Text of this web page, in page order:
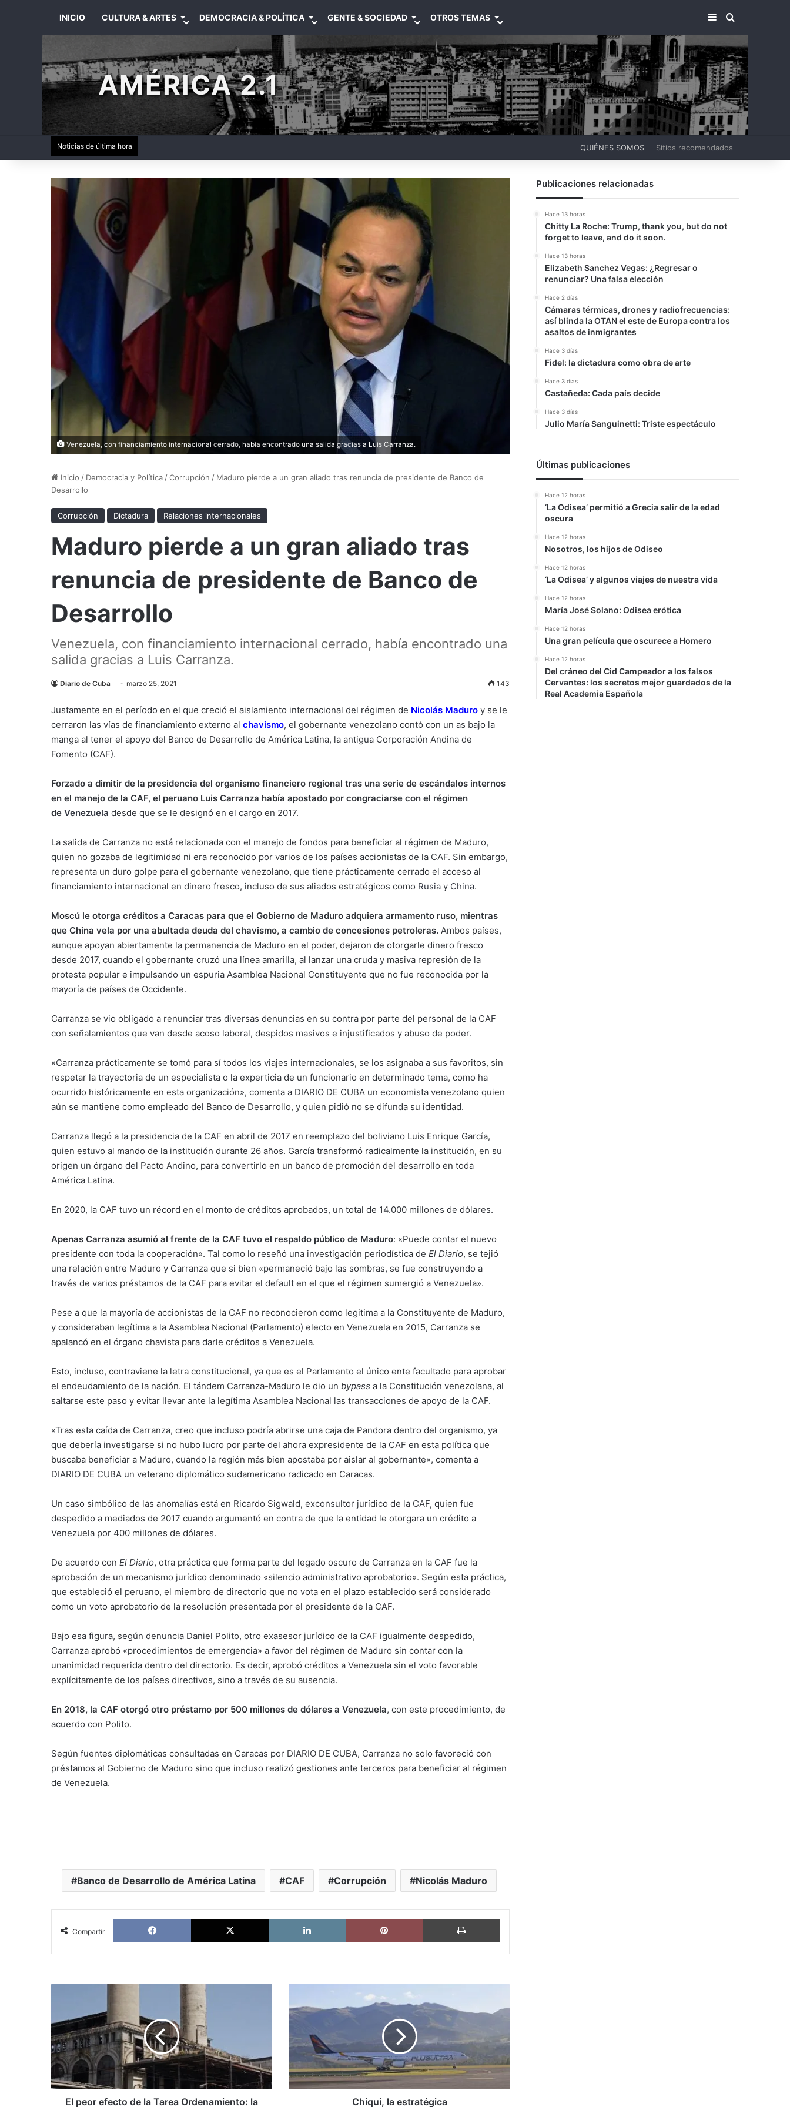
INICIO CULTURA & ARTES DEMOCRACIA & POLÍTICA GENTE & SOCIEDAD OTROS TEMAS BARRA LATERAL
BUSCAR
AMÉRICA 2.1
Noticias de última hora QUIÉNES SOMOS Sitios recomendados
Venezuela, con financiamiento internacional cerrado, había encontrado una salida gracias a Luis Carranza.
Inicio / Democracia y Política /Corrupción / Maduro pierde a un gran aliado tras renuncia de presidente de Banco de
Desarrollo
Corrupción Dictadura Relaciones internacionales
Maduro pierde a un gran aliado tras
renuncia de presidente de Banco de
Desarrollo
Venezuela, con financiamiento internacional cerrado, había encontrado una
salida gracias a Luis Carranza.
Diario de Cuba marzo 25, 2021 143
Justamente en el período en el que creció el aislamiento internacional del régimen de Nicolás Maduro y se le
cerraron las vías de financiamiento externo al chavismo, el gobernante venezolano contó con un as bajo la
manga al tener el apoyo del Banco de Desarrollo de América Latina, la antigua Corporación Andina de
Fomento (CAF).
Forzado a dimitir de la presidencia del organismo financiero regional tras una serie de escándalos internos
en el manejo de la CAF, el peruano Luis Carranza había apostado por congraciarse con el régimen
de Venezuela desde que se le designó en el cargo en 2017.
La salida de Carranza no está relacionada con el manejo de fondos para beneficiar al régimen de Maduro,
quien no gozaba de legitimidad ni era reconocido por varios de los países accionistas de la CAF. Sin embargo,
representa un duro golpe para el gobernante venezolano, que tiene prácticamente cerrado el acceso al
financiamiento internacional en dinero fresco, incluso de sus aliados estratégicos como Rusia y China.
Moscú le otorga créditos a Caracas para que el Gobierno de Maduro adquiera armamento ruso, mientras
que China vela por una abultada deuda del chavismo, a cambio de concesiones petroleras. Ambos países,
aunque apoyan abiertamente la permanencia de Maduro en el poder, dejaron de otorgarle dinero fresco
desde 2017, cuando el gobernante cruzó una línea amarilla, al lanzar una cruda y masiva represión de la
protesta popular e impulsando un espuria Asamblea Nacional Constituyente que no fue reconocida por la
mayoría de países de Occidente.
Carranza se vio obligado a renunciar tras diversas denuncias en su contra por parte del personal de la CAF
con señalamientos que van desde acoso laboral, despidos masivos e injustificados y abuso de poder.
«Carranza prácticamente se tomó para sí todos los viajes internacionales, se los asignaba a sus favoritos, sin
respetar la trayectoria de un especialista o la experticia de un funcionario en determinado tema, como ha
ocurrido históricamente en esta organización», comenta a DIARIO DE CUBA un economista venezolano quien
aún se mantiene como empleado del Banco de Desarrollo, y quien pidió no se difunda su identidad.
Carranza llegó a la presidencia de la CAF en abril de 2017 en reemplazo del boliviano Luis Enrique García,
quien estuvo al mando de la institución durante 26 años. García transformó radicalmente la institución, en su
origen un órgano del Pacto Andino, para convertirlo en un banco de promoción del desarrollo en toda
América Latina.
En 2020, la CAF tuvo un récord en el monto de créditos aprobados, un total de 14.000 millones de dólares.
Apenas Carranza asumió al frente de la CAF tuvo el respaldo público de Maduro: «Puede contar el nuevo
presidente con toda la cooperación». Tal como lo reseñó una investigación periodística de El Diario, se tejió
una relación entre Maduro y Carranza que si bien «permaneció bajo las sombras, se fue construyendo a
través de varios préstamos de la CAF para evitar el default en el que el régimen sumergió a Venezuela».
Pese a que la mayoría de accionistas de la CAF no reconocieron como legitima a la Constituyente de Maduro,
y consideraban legítima a la Asamblea Nacional (Parlamento) electo en Venezuela en 2015, Carranza se
apalancó en el órgano chavista para darle créditos a Venezuela.
Esto, incluso, contraviene la letra constitucional, ya que es el Parlamento el único ente facultado para aprobar
el endeudamiento de la nación. El tándem Carranza-Maduro le dio un bypass a la Constitución venezolana, al
saltarse este paso y evitar llevar ante la legítima Asamblea Nacional las transacciones de apoyo de la CAF.
«Tras esta caída de Carranza, creo que incluso podría abrirse una caja de Pandora dentro del organismo, ya
que debería investigarse si no hubo lucro por parte del ahora expresidente de la CAF en esta política que
buscaba beneficiar a Maduro, cuando la región más bien apostaba por aislar al gobernante», comenta a
DIARIO DE CUBA un veterano diplomático sudamericano radicado en Caracas.
Un caso simbólico de las anomalías está en Ricardo Sigwald, exconsultor jurídico de la CAF, quien fue
despedido a mediados de 2017 cuando argumentó en contra de que la entidad le otorgara un crédito a
Venezuela por 400 millones de dólares.
De acuerdo con El Diario, otra práctica que forma parte del legado oscuro de Carranza en la CAF fue la
aprobación de un mecanismo jurídico denominado «silencio administrativo aprobatorio». Según esta práctica,
que estableció el peruano, el miembro de directorio que no vota en el plazo establecido será considerado
como un voto aprobatorio de la resolución presentada por el presidente de la CAF.
Bajo esa figura, según denuncia Daniel Polito, otro exasesor jurídico de la CAF igualmente despedido,
Carranza aprobó «procedimientos de emergencia» a favor del régimen de Maduro sin contar con la
unanimidad requerida dentro del directorio. Es decir, aprobó créditos a Venezuela sin el voto favorable
explícitamente de los países directivos, sino a través de su ausencia.
En 2018, la CAF otorgó otro préstamo por 500 millones de dólares a Venezuela, con este procedimiento, de
acuerdo con Polito.
Según fuentes diplomáticas consultadas en Caracas por DIARIO DE CUBA, Carranza no solo favoreció con
préstamos al Gobierno de Maduro sino que incluso realizó gestiones ante terceros para beneficiar al régimen
de Venezuela.
Banco de Desarrollo de América Latina CAF Corrupción Nicolás Maduro
Compartir
Facebook X LinkedIn Pinterest Imprimir
de
la
Tarea
Ordenamiento:
protesta
ciudadana
El peor efecto de la Tarea Ordenamiento: la
estratégica
Chiqui, la estratégica
Publicaciones relacionadas
Hace 13 horas
Chitty La Roche: Trump, thank you, but do not
forget to leave, and do it soon.
Hace 13 horas
Elizabeth Sanchez Vegas: ¿Regresar o
renunciar? Una falsa elección
Hace 2 días
Cámaras térmicas, drones y radiofrecuencias:
así blinda la OTAN el este de Europa contra los
asaltos de inmigrantes
Hace 3 días
Fidel: la dictadura como obra de arte
Hace 3 días
Castañeda: Cada país decide
Hace 3 días
Julio María Sanguinetti: Triste espectáculo
Últimas publicaciones
Hace 12 horas
‘La Odisea’ permitió a Grecia salir de la edad
oscura
Hace 12 horas
Nosotros, los hijos de Odiseo
Hace 12 horas
‘La Odisea’ y algunos viajes de nuestra vida
Hace 12 horas
María José Solano: Odisea erótica
Hace 12 horas
Una gran película que oscurece a Homero
Hace 12 horas
Del cráneo del Cid Campeador a los falsos
Cervantes: los secretos mejor guardados de la
Real Academia Española